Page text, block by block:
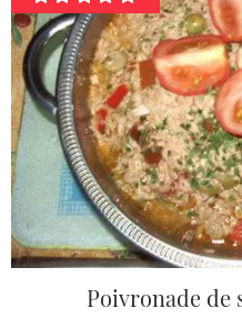
Poivronade de